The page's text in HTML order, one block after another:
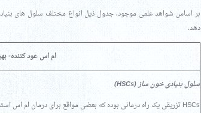
بر اساس شواهد علمی موجود، جدول ذیل انواع مختلف سلول های
دهد.
ام اس عود کننده-
سلول بنیادی خون ساز (HSCs
)